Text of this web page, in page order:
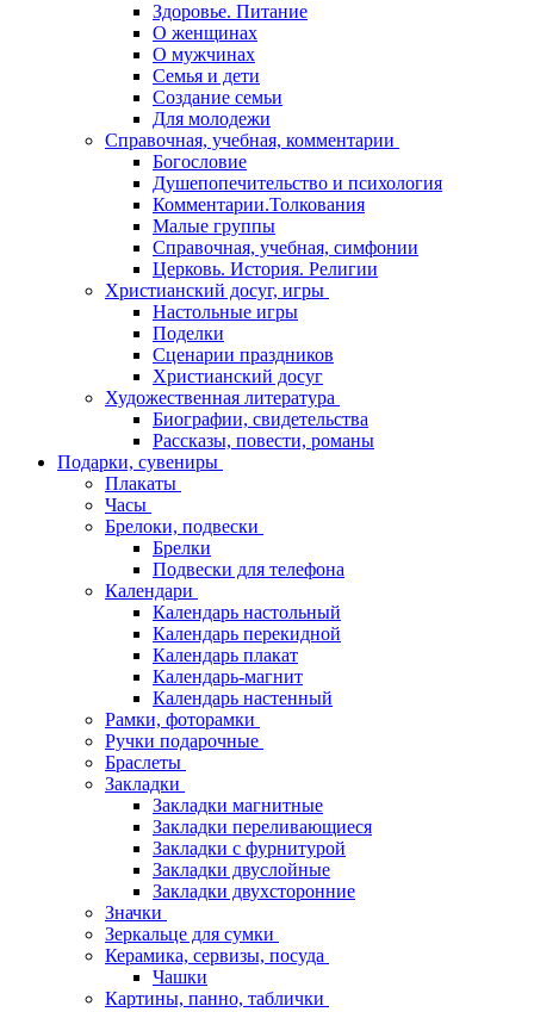
Здоровье. Питание
О женщинах
О мужчинах
Семья и дети
Создание семьи
Для молодежи
Справочная, учебная, комментарии
Богословие
Душепопечительство и психология
Комментарии.Толкования
Малые группы
Справочная, учебная, симфонии
Церковь. История. Религии
Христианский досуг, игры
Настольные игры
Поделки
Сценарии праздников
Христианский досуг
Художественная литература
Биографии, свидетельства
Рассказы, повести, романы
Подарки, сувениры
Плакаты
Часы
Брелоки, подвески
Брелки
Подвески для телефона
Календари
Календарь настольный
Календарь перекидной
Календарь плакат
Календарь-магнит
Календарь настенный
Рамки, фоторамки
Ручки подарочные
Браслеты
Закладки
Закладки магнитные
Закладки переливающиеся
Закладки с фурнитурой
Закладки двуслойные
Закладки двухсторонние
Значки
Зеркальце для сумки
Керамика, сервизы, посуда
Чашки
Картины, панно, таблички